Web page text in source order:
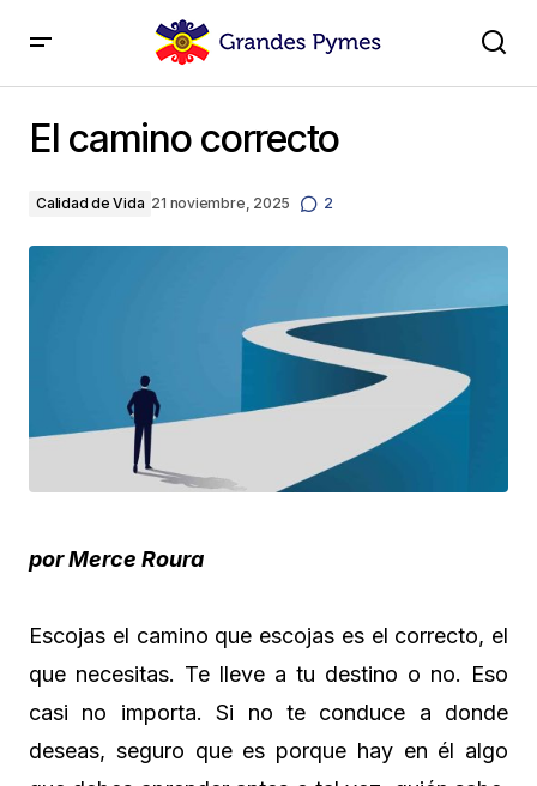
El camino correcto
Calidad de Vida 21 noviembre, 2025 2
por Merce Roura
Escojas el camino que escojas es el correcto, el
que necesitas. Te lleve a tu destino o no. Eso
casi no importa. Si no te conduce a donde
deseas, seguro que es porque hay en él algo